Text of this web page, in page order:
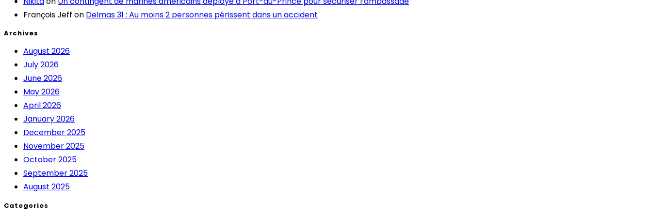
François Jeff on Delmas 31 : Au moins 2 personnes périssent dans un accident
Archives
August 2026
July 2026
June 2026
May 2026
April 2026
January 2026
December 2025
November 2025
October 2025
September 2025
August 2025
Categories